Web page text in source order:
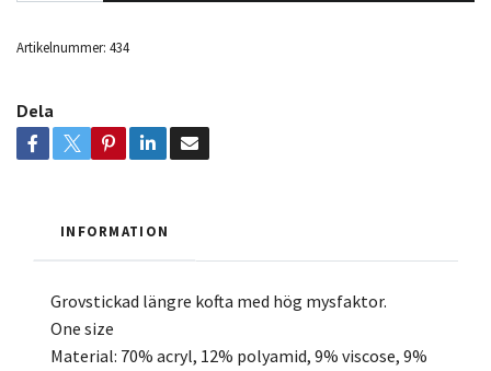
Artikelnummer: 434
Dela
INFORMATION
Grovstickad längre kofta med hög mysfaktor.
One size
Material: 70% acryl, 12% polyamid, 9% viscose, 9%